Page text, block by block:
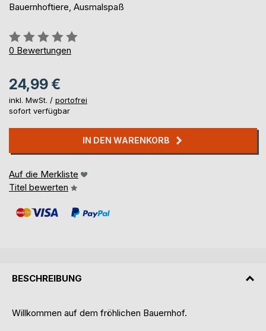
Bauernhoftiere, Ausmalspaß
Bewertung::
0%
0 Bewertungen
24,99 €
inkl. MwSt. / portofrei
sofort verfügbar
IN DEN WARENKORB
Auf die Merkliste
Titel bewerten
BESCHREIBUNG
Willkommen auf dem fröhlichen Bauernhof.